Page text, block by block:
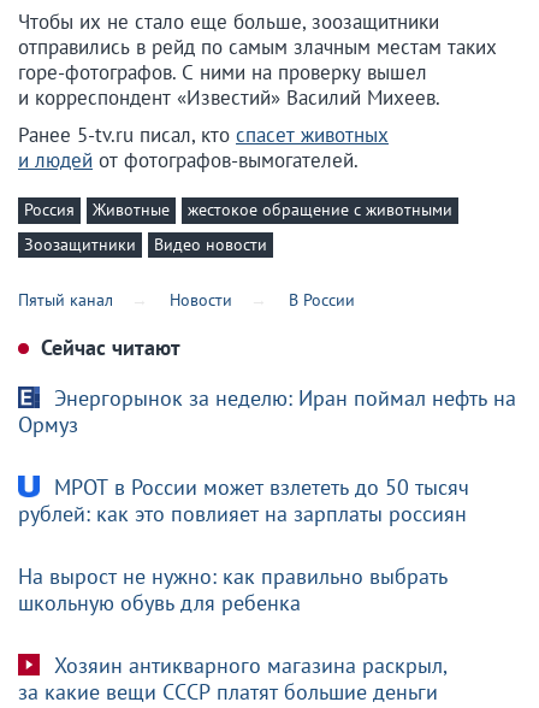
Чтобы их не стало еще больше, зоозащитники
отправились в рейд по самым злачным местам таких
горе-фотографов. С ними на проверку вышел
и корреспондент «Известий» Василий Михеев.
Ранее 5-tv.ru писал, кто спасет животных
и людей от фотографов-вымогателей.
Россия Животные
жестокое обращение с животными
Зоозащитники
Видео новости
Пятый канал Новости В России
Сейчас читают
Энергорынок за неделю: Иран поймал нефть на
Ормуз
МРОТ в России может взлететь до 50 тысяч
рублей: как это повлияет на зарплаты россиян
На вырост не нужно: как правильно выбрать
школьную обувь для ребенка
Хозяин антикварного магазина раскрыл,
за какие вещи СССР платят большие деньги